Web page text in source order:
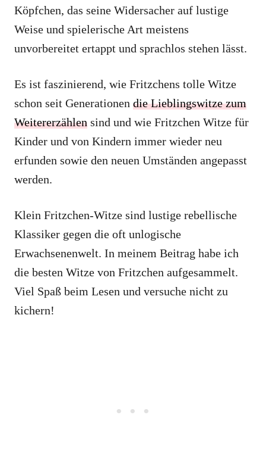
Köpfchen, das seine Widersacher auf lustige
Weise und spielerische Art meistens
unvorbereitet ertappt und sprachlos stehen lässt.
Es ist faszinierend, wie Fritzchens tolle Witze
schon seit Generationen die Lieblingswitze zum
Weitererzählen sind und wie Fritzchen Witze für
Kinder und von Kindern immer wieder neu
erfunden sowie den neuen Umständen angepasst
werden.
Klein Fritzchen-Witze sind lustige rebellische
Klassiker gegen die oft unlogische
Erwachsenenwelt. In meinem Beitrag habe ich
die besten Witze von Fritzchen aufgesammelt.
Viel Spaß beim Lesen und versuche nicht zu
kichern!